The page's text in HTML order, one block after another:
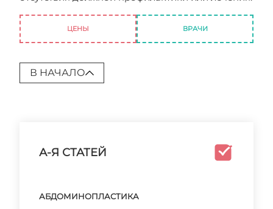
ЦЕНЫ ВРАЧИ
В НАЧАЛО
А-Я СТАТЕЙ
АБДОМИНОПЛАСТИКА